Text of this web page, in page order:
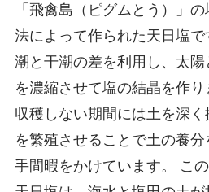
「飛禽島（ピグムとう）」
法によって作られた天日塩
潮と干潮の差を利用し、太
を濃縮させて塩の結晶を作
収穫しない期間には土を深
を繁殖させることで土の養
手間暇をかけています。 こ